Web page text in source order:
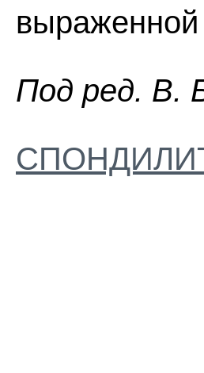
выраженной
Пoд peд. B.